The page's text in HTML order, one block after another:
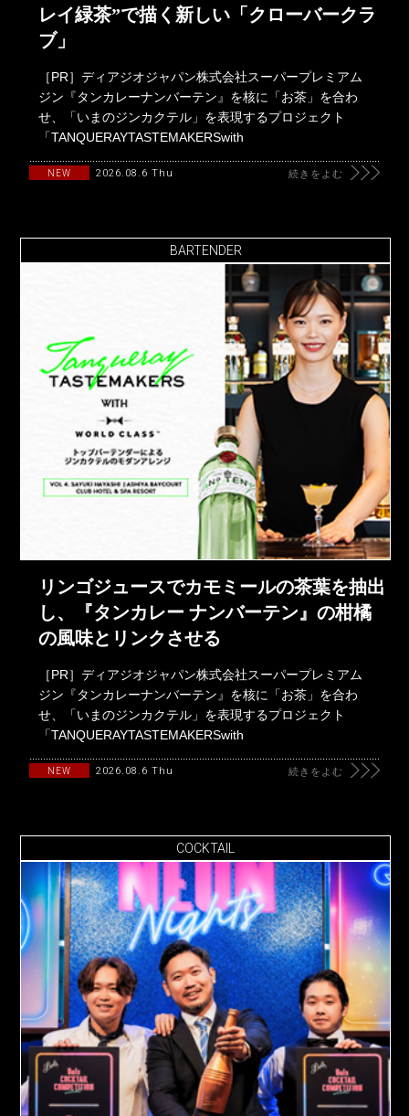
レイ緑茶”で描く新しい「クローバークラ
ブ」
［PR］ディアジオジャパン株式会社スーパープレミアム
ジン『タンカレーナンバーテン』を核に「お茶」を合わ
せ、「いまのジンカクテル」を表現するプロジェクト
「TANQUERAYTASTEMAKERSwith
NEW 2026.08.6 Thu 続きをよむ
BARTENDER
リンゴジュースでカモミールの茶葉を抽出
し、『タンカレー ナンバーテン』の柑橘
の風味とリンクさせる
［PR］ディアジオジャパン株式会社スーパープレミアム
ジン『タンカレーナンバーテン』を核に「お茶」を合わ
せ、「いまのジンカクテル」を表現するプロジェクト
「TANQUERAYTASTEMAKERSwith
NEW 2026.08.6 Thu 続きをよむ
COCKTAIL